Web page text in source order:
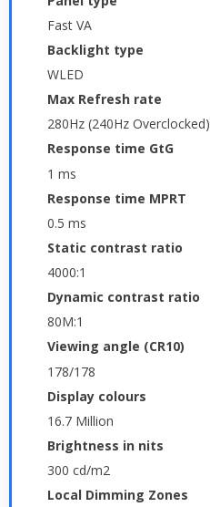
Fast VA
Backlight type
WLED
Max Refresh rate
280Hz (240Hz Overclocked)
Response time GtG
1 ms
Response time MPRT
0.5 ms
Static contrast ratio
4000:1
Dynamic contrast ratio
80M:1
Viewing angle (CR10)
178/178
Display colours
16.7 Million
Brightness in nits
300 cd/m2
Local Dimming Zones